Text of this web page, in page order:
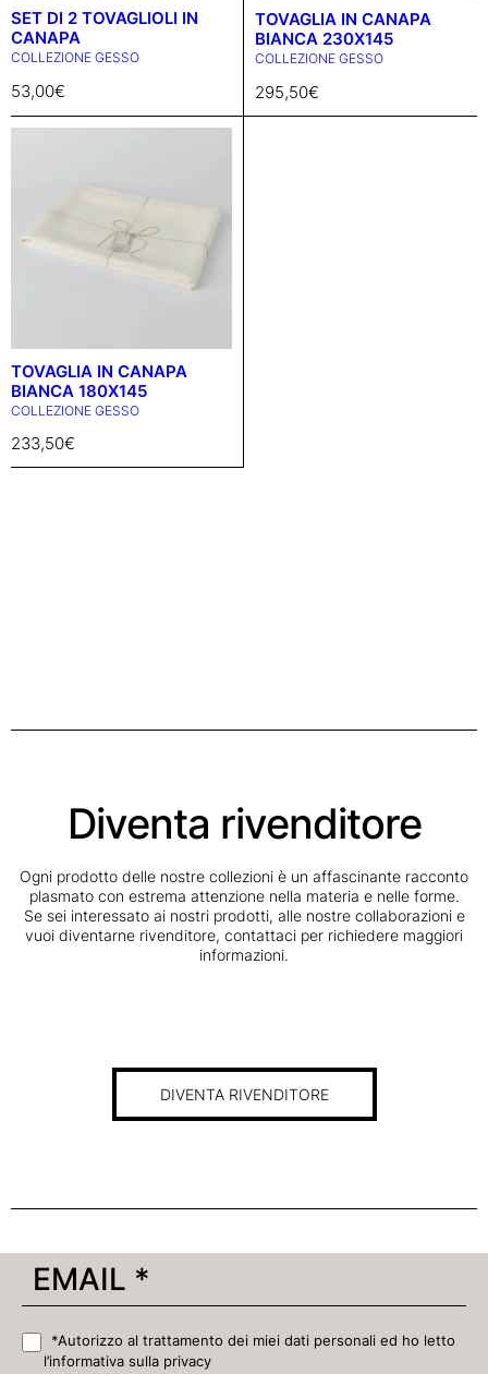
SET DI 2 TOVAGLIOLI IN
CANAPA
COLLEZIONE GESSO
53,00€
TOVAGLIA IN CANAPA
BIANCA 230X145
COLLEZIONE GESSO
295,50€
TOVAGLIA IN CANAPA
BIANCA 180X145
COLLEZIONE GESSO
233,50€
Diventa rivenditore
Ogni prodotto delle nostre collezioni è un affascinante racconto
plasmato con estrema attenzione nella materia e nelle forme.
Se sei interessato ai nostri prodotti, alle nostre collaborazioni e
vuoi diventarne rivenditore, contattaci per richiedere maggiori
informazioni.
DIVENTA RIVENDITORE
*Autorizzo al trattamento dei miei dati personali ed ho letto
l’informativa sulla privacy